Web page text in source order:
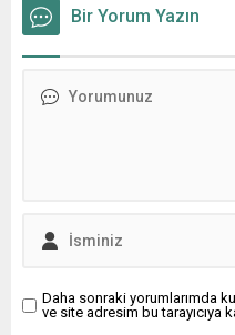
açıkçası bu kitaptan
sadece
düdüklerini gördük, okuduk
liberallerin ve Neo-
liberallerin...
Bir Yorum Yazın
Daha sonraki yorumlarımda
ve site adresim bu tarayıcıya